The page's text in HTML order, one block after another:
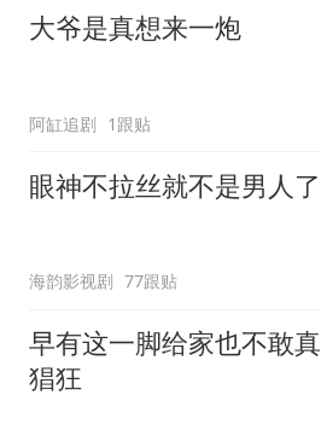
大爷是真想来一炮
阿缸追剧 1跟贴
眼神不拉丝就不是男人了
海韵影视剧 77跟贴
早有这一脚给家也不敢真
猖狂